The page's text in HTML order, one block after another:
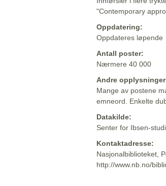
"Contemporary
Oppdatering:
Oppdateres løpende
Antall poster:
Nærmere 40 000
Andre
Mange av postene
emneord. Enkelte
Datakilde:
Senter for Ibsen-
Kontaktadresse:
Nasjonalbiblioteket,
http://www.nb.no/